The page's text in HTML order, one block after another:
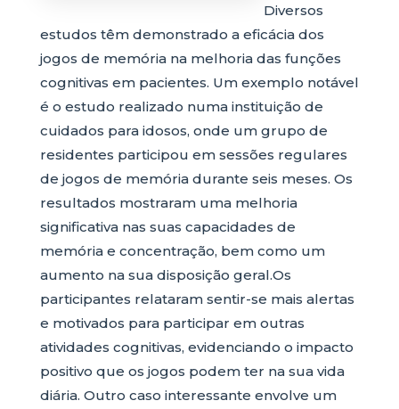
Diversos
estudos têm demonstrado a eficácia dos
jogos de memória na melhoria das funções
cognitivas em pacientes. Um exemplo notável
é o estudo realizado numa instituição de
cuidados para idosos, onde um grupo de
residentes participou em sessões regulares
de jogos de memória durante seis meses. Os
resultados mostraram uma melhoria
significativa nas suas capacidades de
memória e concentração, bem como um
aumento na sua disposição geral.Os
participantes relataram sentir-se mais alertas
e motivados para participar em outras
atividades cognitivas, evidenciando o impacto
positivo que os jogos podem ter na sua vida
diária. Outro caso interessante envolve um